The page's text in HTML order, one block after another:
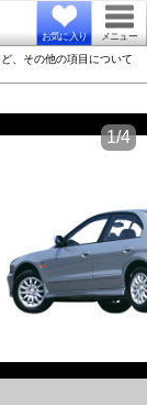
お気に入り メニュー
、その他の項目について
1/4